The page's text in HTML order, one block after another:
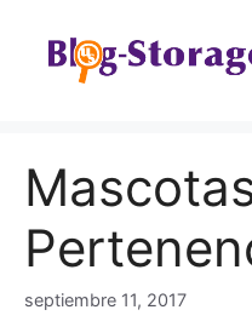
contenido
septiembre 11, 2017